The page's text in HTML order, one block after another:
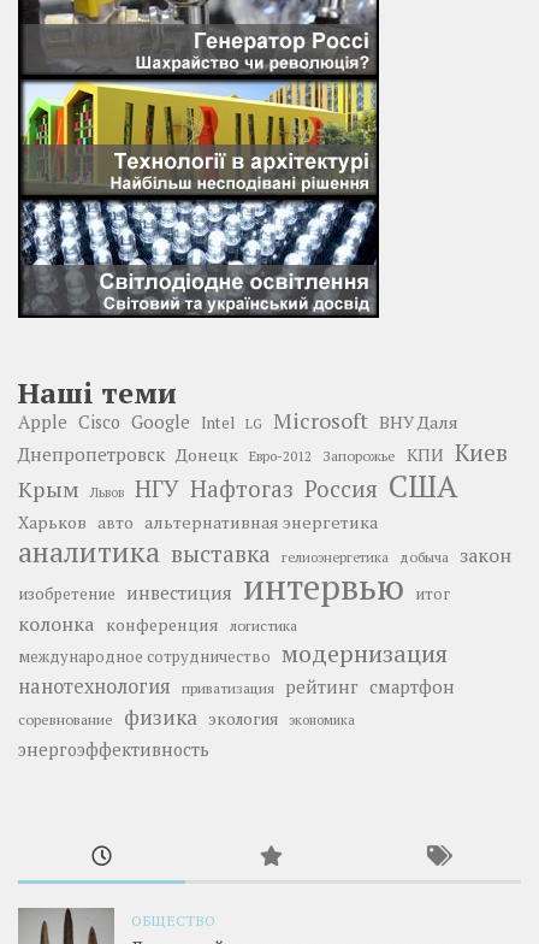
Наші теми
Apple Cisco Google Intel LG Microsoft ВНУ Даля
Днепропетровск Донецк Евро-2012 Запорожье КПИ Киев
Крым Львов НГУ Нафтогаз Россия США
Харьков авто альтернативная энергетика
аналитика выставка гелиоэнергетика добыча закон
изобретение инвестиция интервью итог
колонка конференция логистика
международное сотрудничество модернизация
нанотехнология приватизация рейтинг смартфон
соревнование физика экология экономика
энергоэффективность
ОБЩЕСТВО